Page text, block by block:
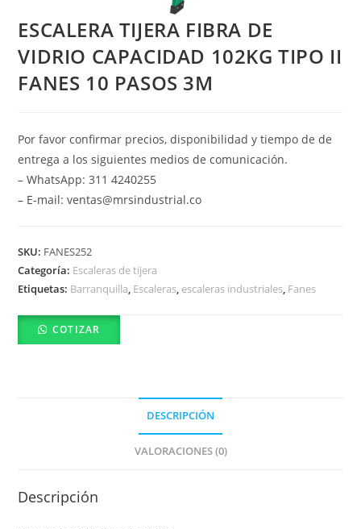
ESCALERA TIJERA FIBRA DE
VIDRIO CAPACIDAD 102KG TIPO II
FANES 10 PASOS 3M
Por favor confirmar precios, disponibilidad y tiempo de de
entrega a los siguientes medios de comunicación.
– WhatsApp: 311 4240255
– E-mail: ventas@mrsindustrial.co
SKU: FANES252
Categoría: Escaleras de tijera
Etiquetas: Barranquilla, Escaleras, escaleras industriales, Fanes
COTIZAR
DESCRIPCIÓN
VALORACIONES (0)
Descripción